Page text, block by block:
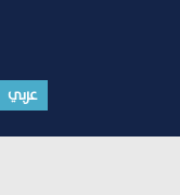
عربي